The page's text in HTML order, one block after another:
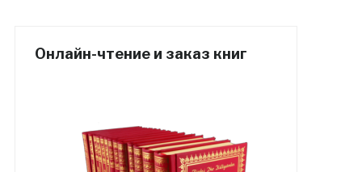
Онлайн-чтение и заказ книг